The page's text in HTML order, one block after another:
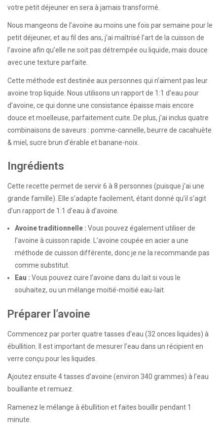
votre petit déjeuner en sera à jamais transformé.
Nous mangeons de l’avoine au moins une fois par semaine pour le
petit déjeuner, et au fil des ans, j’ai maîtrisé l’art de la cuisson de
l’avoine afin qu’elle ne soit pas détrempée ou liquide, mais douce
avec une texture parfaite.
Cette méthode est destinée aux personnes qui n’aiment pas leur
avoine trop liquide. Nous utilisons un rapport de 1:1 d’eau pour
d’avoine, ce qui donne une consistance épaisse mais encore
douce et moelleuse, parfaitement cuite. De plus, j’ai inclus quatre
combinaisons de saveurs : pomme-cannelle, beurre de cacahuète
& miel, sucre brun d’érable et banane-noix.
Ingrédients
Cette recette permet de servir 6 à 8 personnes (puisque j’ai une
grande famille). Elle s’adapte facilement, étant donné qu’il s’agit
d’un rapport de 1:1 d’eau à d’avoine.
Avoine traditionnelle : Vous pouvez également utiliser de
l’avoine à cuisson rapide. L’avoine coupée en acier a une
méthode de cuisson différente, donc je ne la recommande pas
comme substitut.
Eau : Vous pouvez cuire l’avoine dans du lait si vous le
souhaitez, ou un mélange moitié-moitié eau-lait.
Préparer l’avoine
Commencez par porter quatre tasses d’eau (32 onces liquides) à
ébullition. Il est important de mesurer l’eau dans un récipient en
verre conçu pour les liquides.
Ajoutez ensuite 4 tasses d’avoine (environ 340 grammes) à l’eau
bouillante et remuez.
Ramenez le mélange à ébullition et faites bouillir pendant 1
minute.